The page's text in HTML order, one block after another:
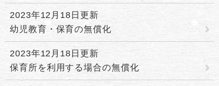
2023年12月18日更新
幼児教育・保育の無償化
2023年12月18日更新
保育所を利用する場合の無償化